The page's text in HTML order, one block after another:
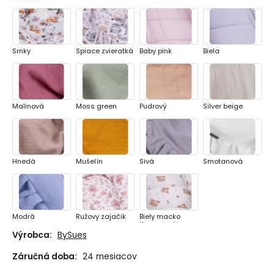
Srnky Spiace zvieratká Baby pink Biela
Malinová Moss green Pudrový Silver beige
Hnedá Mušelín Sivá Smotanová
Modrá Ružovy zajačik
Biely macko
Kozerawski
Výrobca: BySues
Záručná doba: 24 mesiacov